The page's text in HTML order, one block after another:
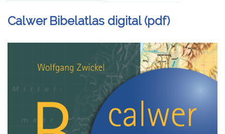
Calwer Bibelatlas digital (pdf)